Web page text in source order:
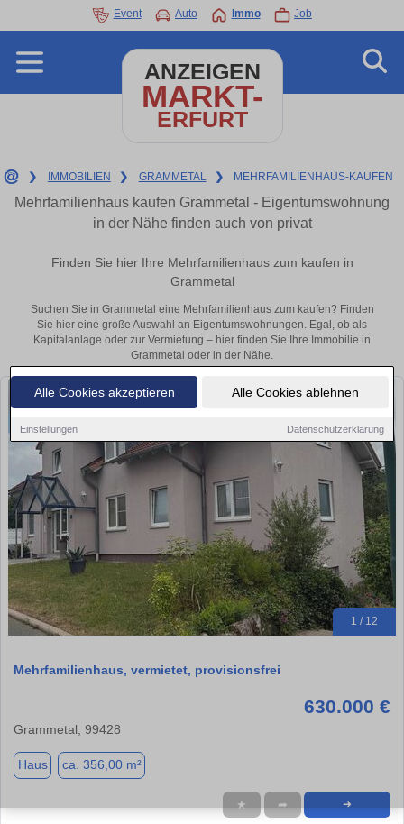
Alle Cookies akzeptieren Alle Cookies ablehnen
Einstellungen Datenschutzerklärung
Event Auto Immo Job
ANZEIGEN
MARKT-
ERFURT
❯ IMMOBILIEN ❯ GRAMMETAL ❯ MEHRFAMILIENHAUS-KAUFEN
Mehrfamilienhaus kaufen Grammetal - Eigentumswohnung
in der Nähe finden auch von privat
Finden Sie hier Ihre Mehrfamilienhaus zum kaufen in
Grammetal
Suchen Sie in Grammetal eine Mehrfamilienhaus zum kaufen? Finden
Sie hier eine große Auswahl an Eigentumswohnungen. Egal, ob als
Kapitalanlage oder zur Vermietung – hier finden Sie Ihre Immobilie in
Grammetal oder in der Nähe.
1 / 12
Mehrfamilienhaus, vermietet, provisionsfrei
630.000 €
Grammetal, 99428
Haus ca. 356,00 m²
★ ➦ ➜